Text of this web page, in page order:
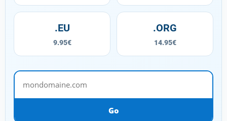
.EU
9.95€
.ORG
14.95€
mondomaine.com
Go